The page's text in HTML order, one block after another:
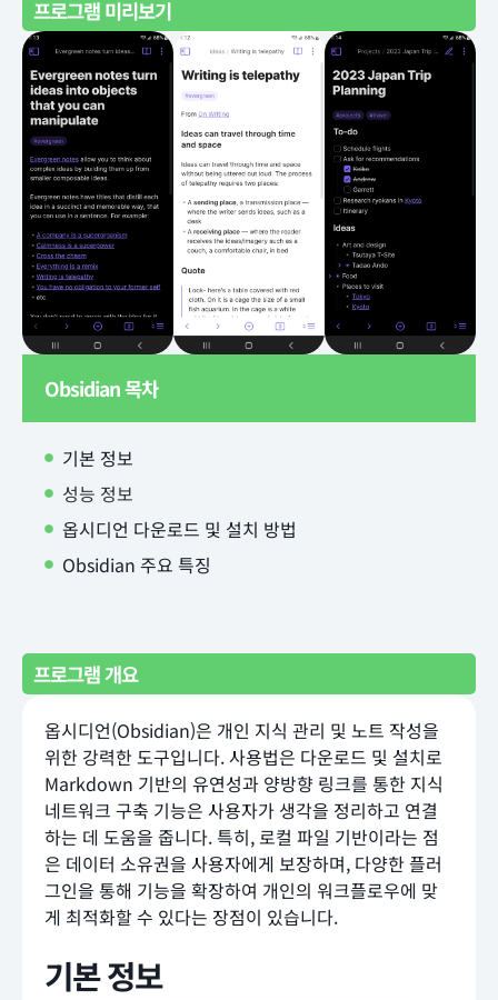
프로그램 미리보기
Obsidian 목차
기본 정보
성능 정보
옵시디언 다운로드 및 설치 방법
Obsidian 주요 특징
프로그램 개요
옵시디언(Obsidian)은 개인 지식 관리 및 노트 작성을
위한 강력한 도구입니다. 사용법은 다운로드 및 설치로
Markdown 기반의 유연성과 양방향 링크를 통한 지식
네트워크 구축 기능은 사용자가 생각을 정리하고 연결
하는 데 도움을 줍니다. 특히, 로컬 파일 기반이라는 점
은 데이터 소유권을 사용자에게 보장하며, 다양한 플러
그인을 통해 기능을 확장하여 개인의 워크플로우에 맞
게 최적화할 수 있다는 장점이 있습니다.
기본 정보